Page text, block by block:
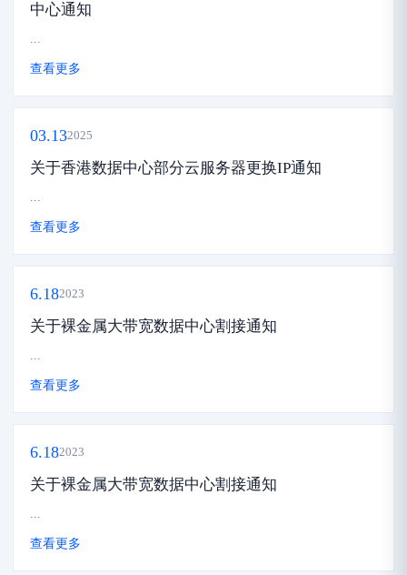
中心通知
...
查看更多
03.132025
关于香港数据中心部分云服务器更换IP通知
...
查看更多
6.182023
关于裸金属大带宽数据中心割接通知
...
查看更多
6.182023
关于裸金属大带宽数据中心割接通知
...
查看更多